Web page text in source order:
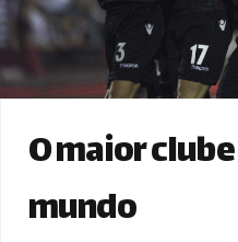
O maior
mundo